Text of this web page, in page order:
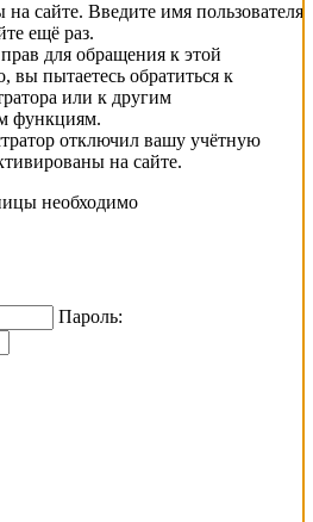
сайте. Введите имя пользователя
ещё раз.
для обращения к этой
вы пытаетесь обратиться к
или к другим
функциям.
отключил вашу учётную
на сайте.
необходимо
Пароль: